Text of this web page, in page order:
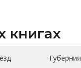
книгах
Губерния